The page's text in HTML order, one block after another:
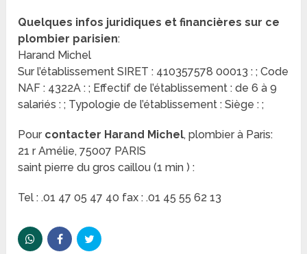
Quelques infos juridiques et financières sur ce
plombier parisien:
Harand Michel
Sur l’établissement SIRET : 410357578 00013 : ; Code
NAF : 4322A : ; Effectif de l’établissement : de 6 à 9
salariés : ; Typologie de l’établissement : Siège : ;
Pour contacter Harand Michel, plombier à Paris:
21 r Amélie, 75007 PARIS
saint pierre du gros caillou (1 min ) :
Tel : .01 47 05 47 40 fax : .01 45 55 62 13